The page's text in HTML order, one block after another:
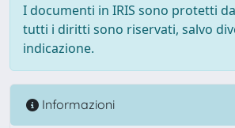
I documenti in IRIS sono protetti
tutti i diritti sono riservati, salvo
indicazione.
Informazioni